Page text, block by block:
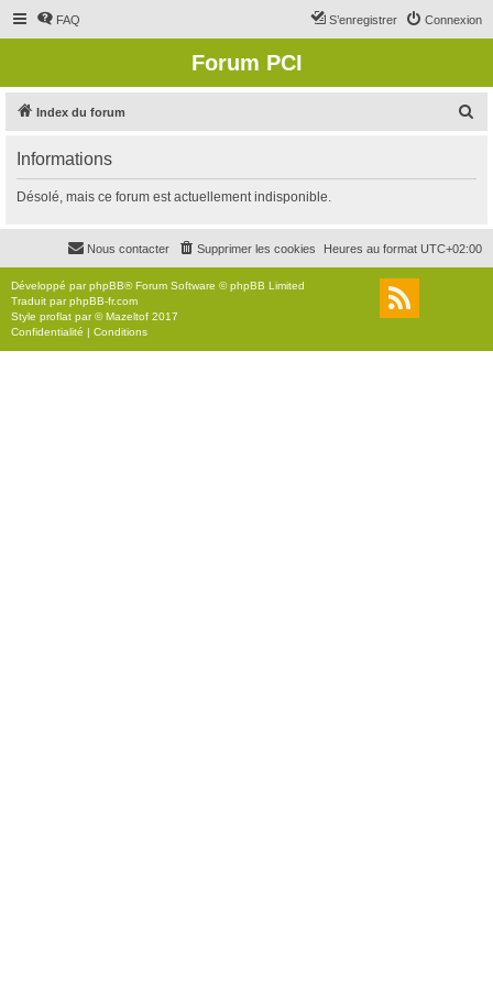
FAQ Connexion
S’enregistrer
Forum PCI
Index du forum
r
c
r
Informations
Désolé, mais ce forum est actuellement indisponible.
Heures au format UTC+02:00
Supprimer les cookies
Nous contacter
Développé parphpBB® Forum Software © phpBB Limited
Traduit parphpBB-fr.com
Style proflat par ©Mazeltof 2017
Confidentialité | Conditions